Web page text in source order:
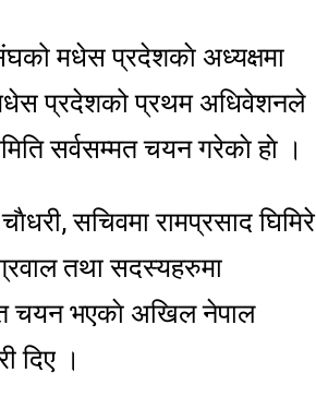
मधेस प्रदेशकाे अध्यक्षमा
प्रदेशको प्रथम अधिवेशनले
सर्वसम्मत चयन गरेकाे हाे ।
सचिवमा रामप्रसाद घिमिरे
तथा सदस्यहरुमा
चयन भएकाे अखिल नेपाल
दिए ।